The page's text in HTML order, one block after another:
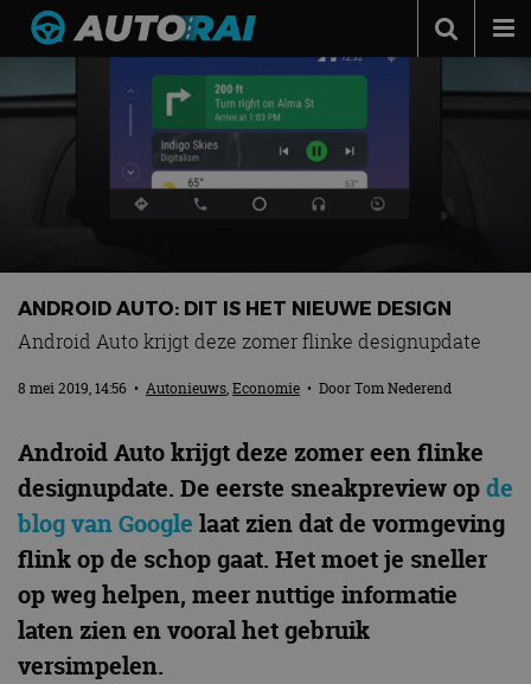
Podcast
Automerken
Contact
MotorRAI.nl
ANDROID AUTO: DIT IS HET NIEUWE DESIGN
Android Auto krijgt deze zomer flinke designupdate
8 mei 2019, 14:56 • Autonieuws,Economie • DoorTom Nederend
Android Auto krijgt deze zomer een flinke
designupdate. De eerste sneakpreview opde
blog van Google laat zien dat de vormgeving
flink op de schop gaat. Het moet je sneller
op weg helpen, meer nuttige informatie
laten zien en vooral het gebruik
versimpelen.